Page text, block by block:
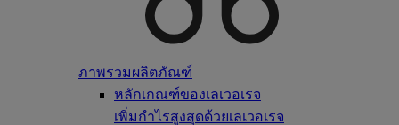
ภาพรวมผลิตภัณฑ์
หลักเกณฑ์ของเลเวอเรจ
เพิ่มกำไรสูงสุดด้วยเลเวอเรจ